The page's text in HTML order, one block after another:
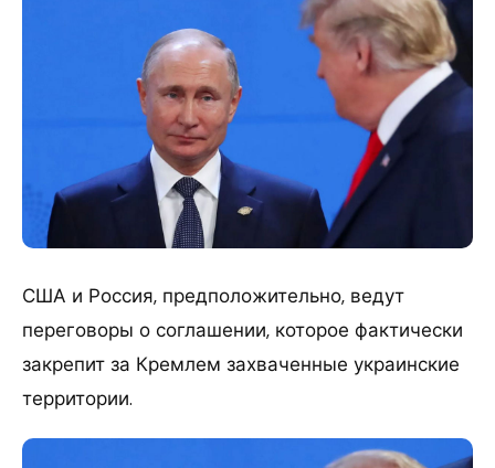
США и Россия, предположительно, ведут
переговоры о соглашении, которое фактически
закрепит за Кремлем захваченные украинские
территории.